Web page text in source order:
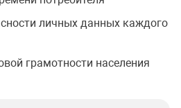
личных данных каждого
грамотности населения